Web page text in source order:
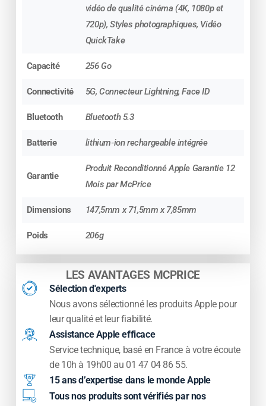
Écran Super Retina XDR –
OLED 6,1’’
noirs profonds
luminosité record en plein soleil
fluidité incomparable avec ProMotion
(jusqu’à 120 Hz)
photo.
????Appareil photo Pro 48 Mpx –
Capteur révolutionnaire
Le module principal 48 Mpx offre :
une netteté 4x supérieure
d’excellentes performances en basse
lumière
vidéo de qualité cinéma (4K, 1080p et
720p), Styles photographiques, Vidéo
QuickTake
Capacité 256 Go
Connectivité 5G, Connecteur Lightning, Face ID
Bluetooth Bluetooth 5.3
Batterie lithium‑ion rechargeable intégrée
Garantie
Produit Reconditionné Apple Garantie 12
Mois par McPrice
Dimensions 147,5mm x 71,5mm x 7,85mm
Poids 206g
LES AVANTAGES MCPRICE
Sélection d'experts
Nous avons sélectionné les produits Apple pour
leur qualité et leur fiabilité.
Assistance Apple efficace
Service technique, basé en France à votre écoute
de 10h à 19h00 au 01 47 04 86 55.
15 ans d’expertise dans le monde Apple
Tous nos produits sont vérifiés par nos